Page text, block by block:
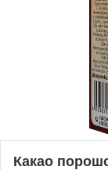
Какао